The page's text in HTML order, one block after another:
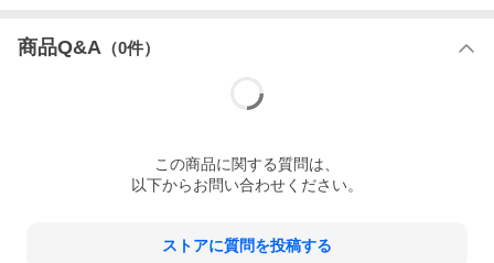
商品Q&A （0件）
この商品に関する質問は、
以下からお問い合わせください。
ストアに質問を投稿する